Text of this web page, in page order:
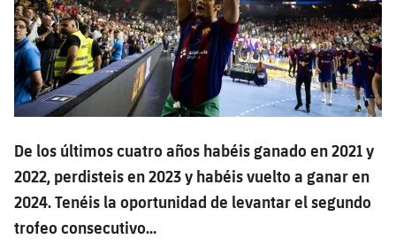
De los últimos cuatro años habéis ganado en 2021 y
2022, perdisteis en 2023 y habéis vuelto a ganar en
2024. Tenéis la oportunidad de levantar el segundo
trofeo consecutivo…